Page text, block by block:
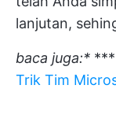
lanjutan,
baca juga:*
Trik Tim